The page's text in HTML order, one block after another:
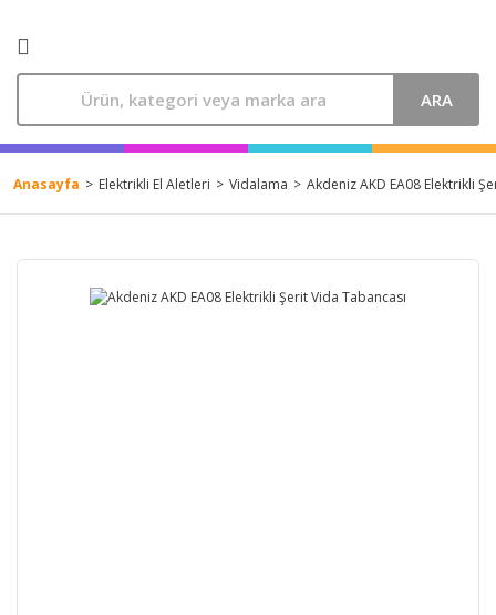
ARA
Anasayfa Elektrikli El Aletleri Vidalama Akdeniz AKD EA08 Elektrikli